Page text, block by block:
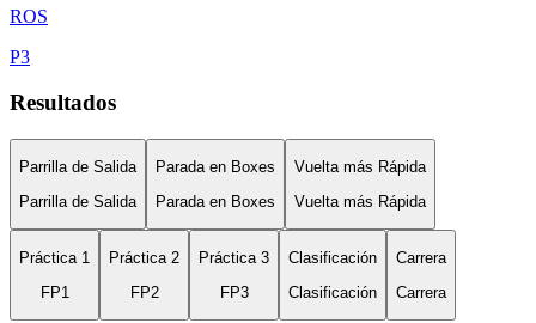
ROS
P3
Resultados
Parrilla de Salida
Parrilla de Salida
Parada en Boxes
Parada en Boxes
Vuelta más Rápida
Vuelta más Rápida
Práctica 1
FP1
Práctica 2
FP2
Práctica 3
FP3
Clasificación
Clasificación
Carrera
Carrera